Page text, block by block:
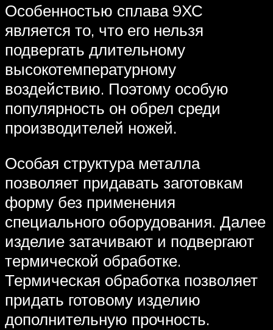
Особенностью сплава 9ХС
является то, что его нельзя
подвергать длительному
высокотемпературному
воздействию. Поэтому особую
популярность он обрел среди
производителей ножей.
Особая структура металла
позволяет придавать заготовкам
форму без применения
специального оборудования. Далее
изделие затачивают и подвергают
термической обработке.
Термическая обработка позволяет
придать готовому изделию
дополнительную прочность.